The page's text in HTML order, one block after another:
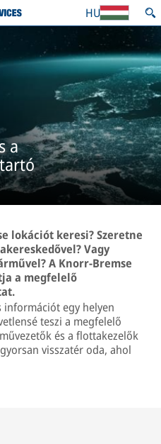
HU
a
lokációt keresi? Szeretne
Vagy
A Knorr-Bremse
a megfelelő
egy helyen
teszi a megfelelő
és a flottakezelők
visszatér oda, ahol